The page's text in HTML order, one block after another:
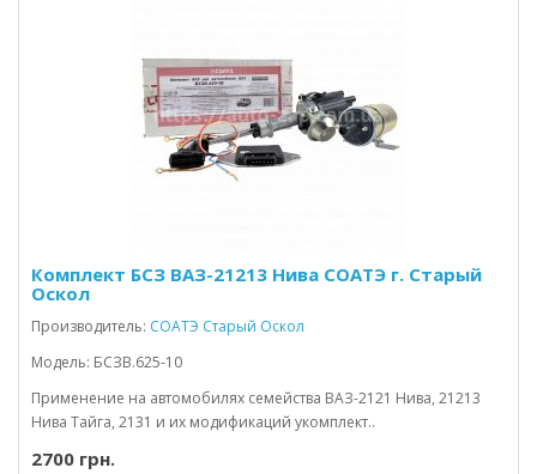
Комплект БСЗ ВАЗ-21213 Нива СОАТЭ г. Старый
Оскол
Производитель: СОАТЭ Старый Оскол
Модель: БСЗВ.625-10
Применение на автомобилях семейства ВАЗ-2121 Нива, 21213
Нива Тайга, 2131 и их модификаций укомплект..
2700 грн.